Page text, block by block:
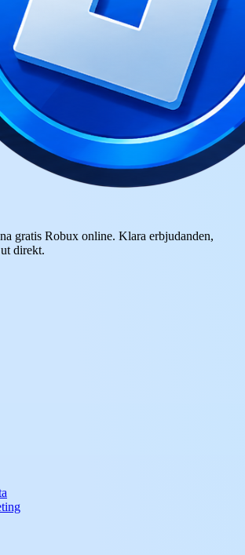
gratis Robux online. Klara erbjudanden,
direkt.